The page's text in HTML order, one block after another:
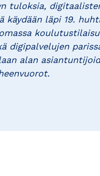
tuloksia,
käydään läpi 19.
digipalvelujen
alan